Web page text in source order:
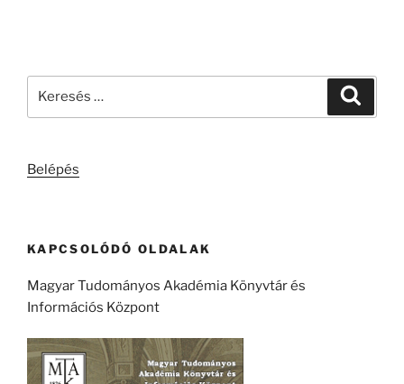
Belépés
KAPCSOLÓDÓ OLDALAK
Magyar Tudományos Akadémia Könyvtár és
Információs Központ